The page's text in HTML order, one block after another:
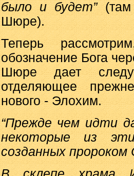
было и будет”(там
Шюре).
Теперь
обозначение Бога
Шюре дает
отделяющее
нового - Элохим.
“Прежде чем идти
некоторые из
созданных